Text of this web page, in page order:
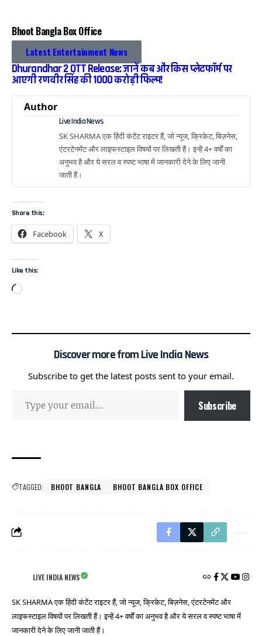
Bhoot Bangla Box Office
Latest Entertainment News
Dhurandhar 2 OTT Release: जानें कब और किस प्लेटफॉर्म पर
आएगी रणवीर सिंह की 1000 करोड़ी फिल्म!
Author
Live India News
SK SHARMA एक हिंदी कंटेंट राइटर हैं, जो न्यूज, क्रिकेट, बिज़नेस,
एंटरटेनमेंट और लाइफस्टाइल विषयों पर लिखती हैं। इन्हें 4+ वर्षों का
अनुभव है और ये सरल व स्पष्ट भाषा में जानकारी देने के लिए जानी
जाती हैं।
Share this:
Facebook X
Like this:
Discover more from Live India News
Subscribe to get the latest posts sent to your email.
Subscribe
TAGGED: BHOOT BANGLA BHOOT BANGLA BOX OFFICE
LIVE INDIA NEWS
SK SHARMA एक हिंदी कंटेंट राइटर हैं, जो न्यूज, क्रिकेट, बिज़नेस, एंटरटेनमेंट और
लाइफस्टाइल विषयों पर लिखती हैं। इन्हें 4+ वर्षों का अनुभव है और ये सरल व स्पष्ट भाषा में
जानकारी देने के लिए जानी जाती हैं।